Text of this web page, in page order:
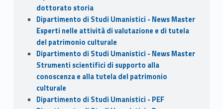
dottorato storia
Dipartimento di Studi Umanistici - News Master
Esperti nelle attività di valutazione e di tutela
del patrimonio culturale
Dipartimento di Studi Umanistici - News Master
Strumenti scientifici di supporto alla
conoscenza e alla tutela del patrimonio
culturale
Dipartimento di Studi Umanistici - PEF